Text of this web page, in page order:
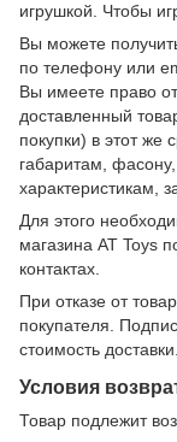
игрушкой. Чтобы
Вы можете
по телефону или
Вы имеете право
доставленный
покупки) в этот же
габаритам,
характеристикам,
Для этого
магазина AT Toys
контактах.
При отказе от
покупателя.
стоимость доставки.
Условия
Товар подлежит